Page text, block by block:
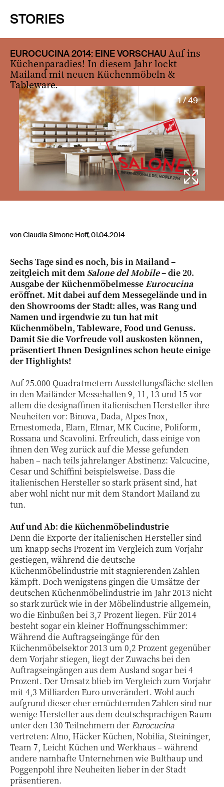
STORIES
EUROCUCINA 2014: EINE VORSCHAU Auf ins
Küchenparadies! In diesem Jahr lockt
Mailand mit neuen Küchenmöbeln &
Tableware.
1 / 49
von Claudia Simone Hoff, 01.04.2014
Sechs Tage sind es noch, bis in Mailand –
zeitgleich mit dem Salone del Mobile– die 20.
Ausgabe der KüchenmöbelmesseEurocucina
eröffnet. Mit dabei auf dem Messegelände und in
den Showrooms der Stadt: alles, was Rang und
Namen und irgendwie zu tun hat mit
Küchenmöbeln, Tableware, Food und Genuss.
Damit Sie die Vorfreude voll auskosten können,
präsentiert Ihnen Designlines schon heute einige
der Highlights!
Auf 25.000 Quadratmetern Ausstellungsfläche stellen
in den Mailänder Messehallen 9, 11, 13 und 15 vor
allem die designaffinen italienischen Hersteller ihre
Neuheiten vor: Binova, Dada, Alpes Inox,
Ernestomeda, Elam, Elmar, MK Cucine, Poliform,
Rossana und Scavolini. Erfreulich, dass einige von
ihnen den Weg zurück auf die Messe gefunden
haben – nach teils jahrelanger Abstinenz: Valcucine,
Cesar und Schiffini beispielsweise. Dass die
italienischen Hersteller so stark präsent sind, hat
aber wohl nicht nur mit dem Standort Mailand zu
tun.
Auf und Ab: die Küchenmöbelindustrie
Denn die Exporte der italienischen Hersteller sind
um knapp sechs Prozent im Vergleich zum Vorjahr
gestiegen, während die deutsche
Küchenmöbelindustrie mit stagnierenden Zahlen
kämpft. Doch wenigstens gingen die Umsätze der
deutschen Küchenmöbelindustrie im Jahr 2013 nicht
so stark zurück wie in der Möbelindustrie allgemein,
wo die Einbußen bei 3,7 Prozent liegen. Für 2014
besteht sogar ein kleiner Hoffnungsschimmer:
Während die Auftragseingänge für den
Küchenmöbelsektor 2013 um 0,2 Prozent gegenüber
dem Vorjahr stiegen, liegt der Zuwachs bei den
Auftragseingängen aus dem Ausland sogar bei 4
Prozent. Der Umsatz blieb im Vergleich zum Vorjahr
mit 4,3 Milliarden Euro unverändert. Wohl auch
aufgrund dieser eher ernüchternden Zahlen sind nur
wenige Hersteller aus dem deutschsprachigen Raum
unter den 130 Teilnehmern der Eurocucina
vertreten: Alno, Häcker Küchen, Nobilia, Steininger,
Team 7, Leicht Küchen und Werkhaus – während
andere namhafte Unternehmen wie Bulthaup und
Poggenpohl ihre Neuheiten lieber in der Stadt
präsentieren.